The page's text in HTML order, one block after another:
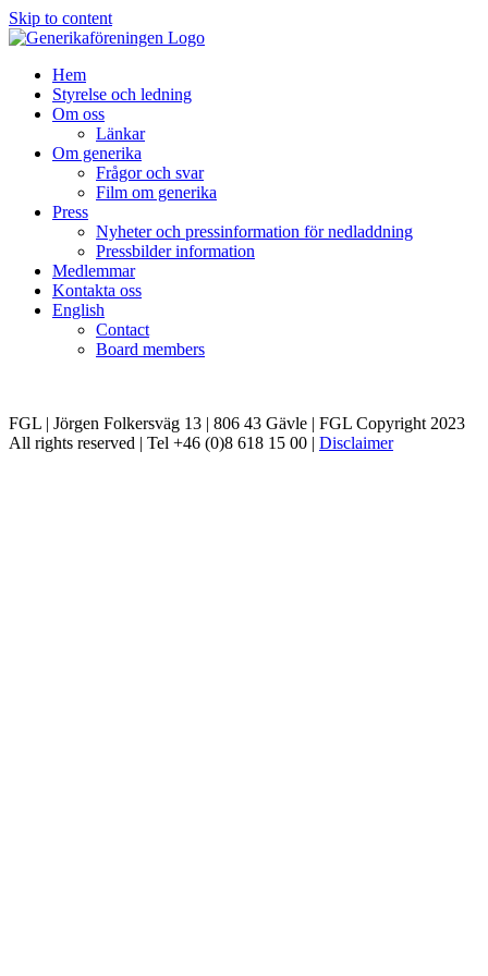
Skip to content
Hem
Styrelse och ledning
Om oss
Länkar
Om generika
Frågor och svar
Film om generika
Press
Nyheter och pressinformation för nedladdning
Pressbilder information
Medlemmar
Kontakta oss
English
Contact
Board members
FGL | Jörgen Folkersväg 13 | 806 43 Gävle | FGL Copyright 2023
All rights reserved | Tel +46 (0)8 618 15 00 | Disclaimer